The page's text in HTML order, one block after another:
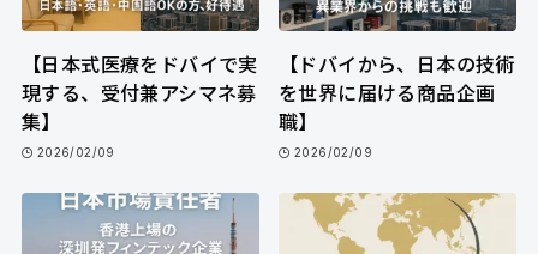
【日本式医療をドバイで実
現する、受付兼アシマネ募
集】
2026/02/09
【ドバイから、日本の技術
を世界に届ける商品企画
職】
2026/02/09